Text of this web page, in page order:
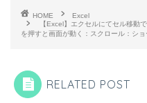
HOME
Excel
【Excel】エクセルにてセル移動
を押すと画面が動く：スクロール：ショ
RELATED POST